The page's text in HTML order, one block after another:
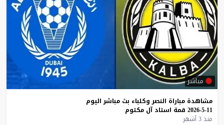
مباشر
مشاهدة مباراة النصر وكلباء بث مباشر اليوم
11-5-2026
قمة استاد آل مكتوم
منذ 3 أشهر